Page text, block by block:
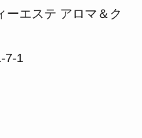
ーエステ アロマ＆ク
7-1